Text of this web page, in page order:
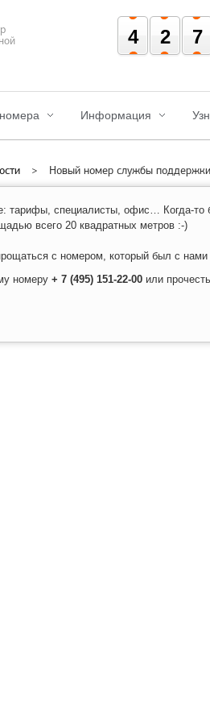
Информация
> Новый номер службы
тарифы, специалисты, офис… Когда-
всего 20 квадратных метров :-)
с номером, который был с нами
номеру + 7 (495) 151-22-00 или